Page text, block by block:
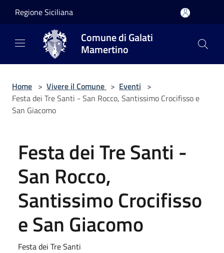
Regione Siciliana
Comune di Galati
Mamertino
Home > Vivere il Comune > Eventi >
Festa dei Tre Santi - San Rocco, Santissimo Crocifisso e
San Giacomo
Festa dei Tre Santi -
San Rocco,
Santissimo Crocifisso
e San Giacomo
Festa dei Tre Santi